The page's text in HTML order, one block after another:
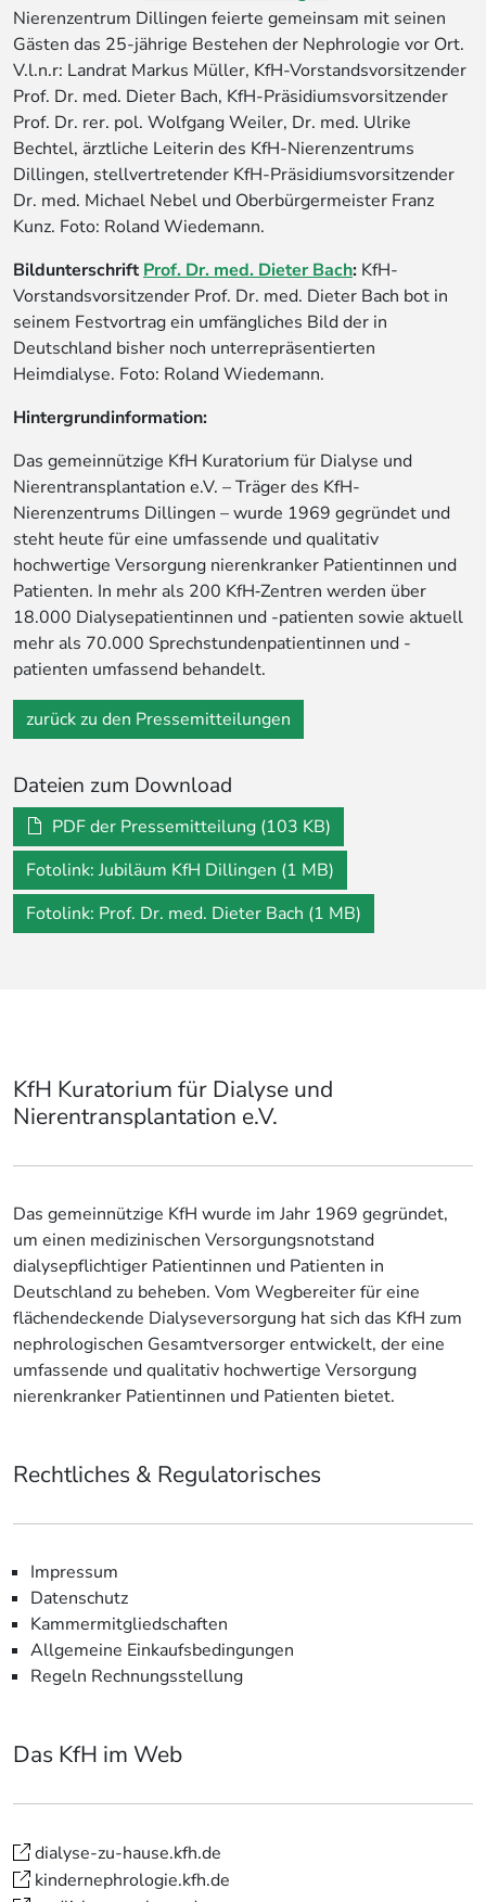
Nierenzentrum Dillingen feierte gemeinsam mit seinen
Gästen das 25-jährige Bestehen der Nephrologie vor Ort.
V.l.n.r: Landrat Markus Müller, KfH-Vorstandsvorsitzender
Prof. Dr. med. Dieter Bach, KfH-Präsidiumsvorsitzender
Prof. Dr. rer. pol. Wolfgang Weiler, Dr. med. Ulrike
Bechtel, ärztliche Leiterin des KfH-Nierenzentrums
Dillingen, stellvertretender KfH-Präsidiumsvorsitzender
Dr. med. Michael Nebel und Oberbürgermeister Franz
Kunz. Foto: Roland Wiedemann.
Bildunterschrift Prof. Dr. med. Dieter Bach: KfH-
Vorstandsvorsitzender Prof. Dr. med. Dieter Bach bot in
seinem Festvortrag ein umfängliches Bild der in
Deutschland bisher noch unterrepräsentierten
Heimdialyse. Foto: Roland Wiedemann.
Hintergrundinformation:
Das gemeinnützige KfH Kuratorium für Dialyse und
Nierentransplantation e.V. – Träger des KfH-
Nierenzentrums Dillingen – wurde 1969 gegründet und
steht heute für eine umfassende und qualitativ
hochwertige Versorgung nierenkranker Patientinnen und
Patienten. In mehr als 200 KfH‐Zentren werden über
18.000 Dialysepatientinnen und -patienten sowie aktuell
mehr als 70.000 Sprechstundenpatientinnen und -
patienten umfassend behandelt.
zurück zu den Pressemitteilungen
Dateien zum Download
PDF der Pressemitteilung (103 KB)
Fotolink: Jubiläum KfH Dillingen (1 MB)
Fotolink: Prof. Dr. med. Dieter Bach (1 MB)
KfH Kuratorium für Dialyse und
Nierentransplantation e.V.
Das gemeinnützige KfH wurde im Jahr 1969 gegründet,
um einen medizinischen Versorgungsnotstand
dialysepflichtiger Patientinnen und Patienten in
Deutschland zu beheben. Vom Wegbereiter für eine
flächendeckende Dialyseversorgung hat sich das KfH zum
nephrologischen Gesamtversorger entwickelt, der eine
umfassende und qualitativ hochwertige Versorgung
nierenkranker Patientinnen und Patienten bietet.
Rechtliches & Regulatorisches
Impressum
Datenschutz
Kammermitgliedschaften
Allgemeine Einkaufsbedingungen
Regeln Rechnungsstellung
Das KfH im Web
dialyse-zu-hause.kfh.de
kindernephrologie.kfh.de